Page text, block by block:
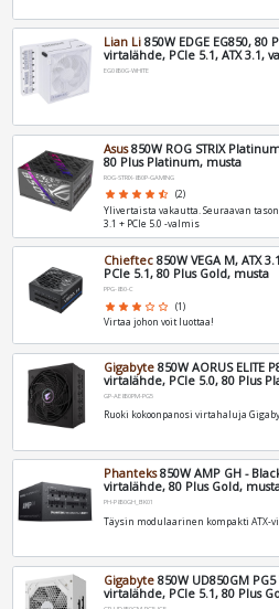
Lian Li 850W EDGE EG850, 80
virtalähde, PCIe 5.1, ATX 3.1,
EG0850G-WHITE
Asus850W ROG STRIX
80 Plus Platinum, musta
ROG-STRIX-850P-GAMING
star star star star star_half (2)
Ylivertaista vakautta. Seuraavan
3.1 + PCIe 5.0 -valmis
Chieftec 850W VEGA M, ATX
PCIe 5.1, 80 Plus Gold, musta
PPG-850-C
star star star star_border star_border (1)
Virtaa johon voit luottaa!
Gigabyte 850W AORUS ELITE
virtalähde, PCIe 5.0, 80 Plus
GP-AE850PM-PG5
Ruoki kokoonpanosi virtahaluja
Phanteks850W AMP GH -
virtalähde, 80 Plus Gold,
PH-P850GH_BK01
Täysin modulaarinen kompakti ATX-
Gigabyte 850W UD850GM PG5
virtalähde, PCIe 5.1, 80 Plus